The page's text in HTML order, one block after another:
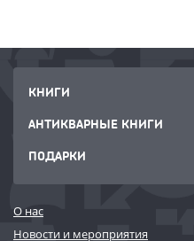
КНИГИ
АНТИКВАРНЫЕ КНИГИ
ПОДАРКИ
О нас
Новости и мероприятия